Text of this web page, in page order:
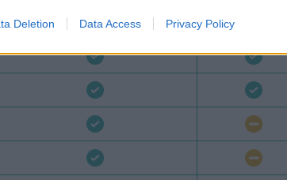
Deletion Data Access Privacy Policy